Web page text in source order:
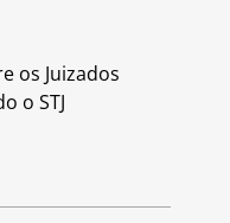
os Juizados
o STJ